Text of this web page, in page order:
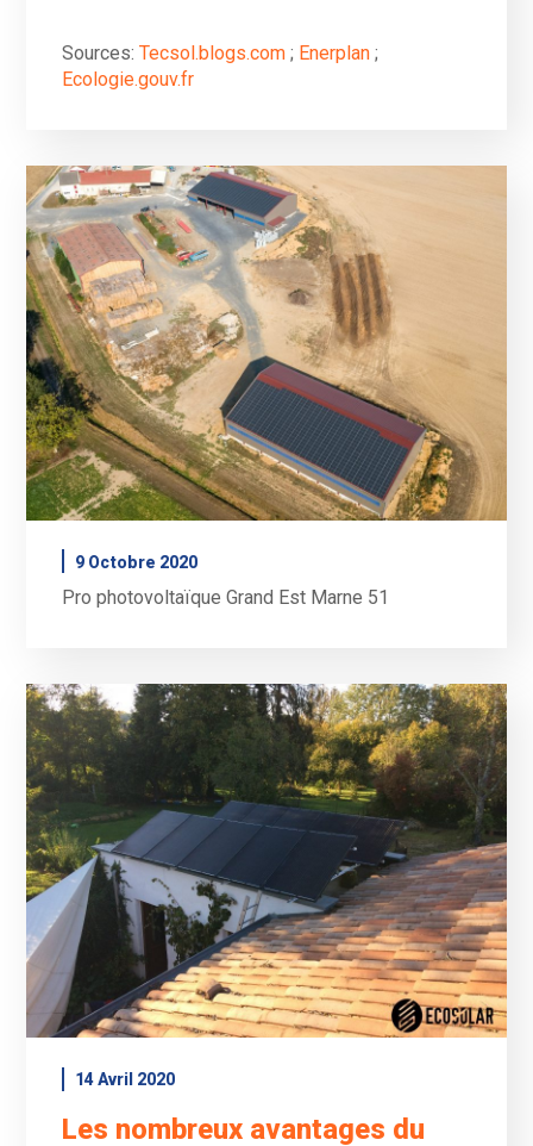
Sources:Tecsol.blogs.com ; Enerplan;
Ecologie.gouv.fr
9 Octobre 2020
Pro photovoltaïque Grand Est Marne 51
14 Avril 2020
Les nombreux avantages du